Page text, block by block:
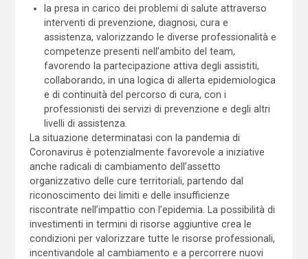
la presa in carico dei problemi di salute attraverso
interventi di prevenzione, diagnosi, cura e
assistenza, valorizzando le diverse professionalità e
competenze presenti nell’ambito del team,
favorendo la partecipazione attiva degli assistiti,
collaborando, in una logica di allerta epidemiologica
e di continuità del percorso di cura, con i
professionisti dei servizi di prevenzione e degli altri
livelli di assistenza.
La situazione determinatasi con la pandemia di
Coronavirus è potenzialmente favorevole a iniziative
anche radicali di cambiamento dell’assetto
organizzativo delle cure territoriali, partendo dal
riconoscimento dei limiti e delle insufficienze
riscontrate nell’impattio con l’epidemia. La possibilità di
investimenti in termini di risorse aggiuntive crea le
condizioni per valorizzare tutte le risorse professionali,
incentivandole al cambiamento e a percorrere nuovi